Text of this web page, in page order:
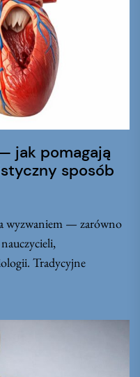
jak pomagają
sposób
wyzwaniem — zarówno
Tradycyjne